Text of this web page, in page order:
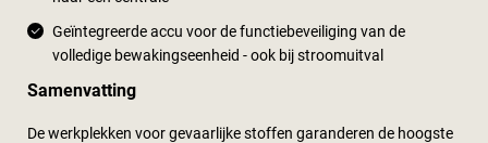
Geïntegreerde accu voor de functiebeveiliging van de
volledige bewakingseenheid - ook bij stroomuitval
Samenvatting
De werkplekken voor gevaarlijke stoffen garanderen de hoogste